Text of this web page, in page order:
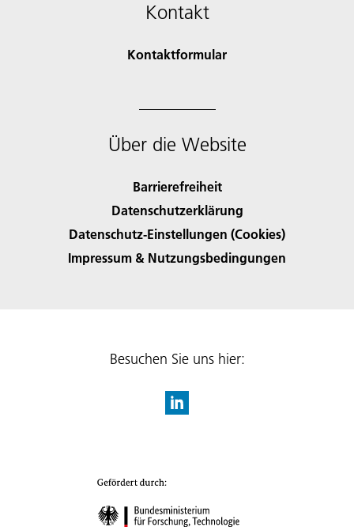
Kontakt
Kontaktformular
Über die Website
Barrierefreiheit
Datenschutzerklärung
Datenschutz-Einstellungen (Cookies)
Impressum & Nutzungsbedingungen
Besuchen Sie uns hier: